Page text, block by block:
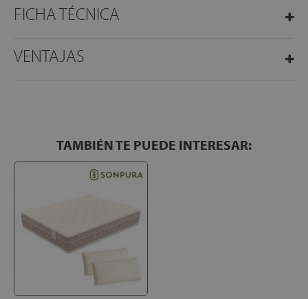
FICHA TÉCNICA
VENTAJAS
TAMBIÉN TE PUEDE INTERESAR: